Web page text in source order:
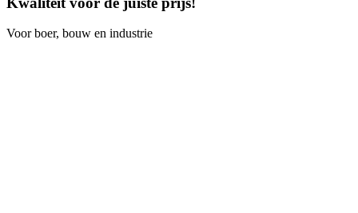
Voor boer, bouw en industrie